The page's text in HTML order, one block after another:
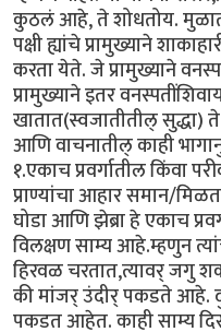
कुठलं आहे, ते शोधतोय.
पक्षी ह्यांचे प्रामुख्याने
करता येते. जे प्रामुख्याने
प्रामुख्याने इतर
खातात(स्वजातीतील् सुद्धा) ते
आणि वाचनातील् काही
१.एकाच प्रवर्गातील किंवा
प्राण्यांचा आहार समान/
घोडा आणि झेब्रा हे एकाच
विलक्षण साम्य आहे.म्हणुन
हिरवळ चरतात,त्यावर् जगु
की मांजर् उंदीर् पकडते आहे.
पकडत आहेत. काही साम्य